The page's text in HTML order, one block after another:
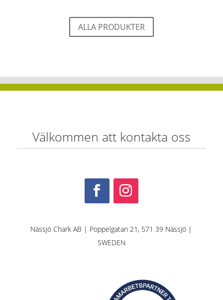
ALLA PRODUKTER
Välkommen att kontakta oss
Nässjö Chark AB | Poppelgatan 21, 571 39 Nässjö |
SWEDEN